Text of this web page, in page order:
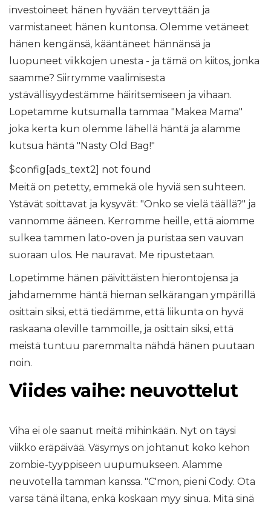
investoineet hänen hyvään terveyttään ja
varmistaneet hänen kuntonsa. Olemme vetäneet
hänen kengänsä, kääntäneet hännänsä ja
luopuneet viikkojen unesta - ja tämä on kiitos, jonka
saamme? Siirrymme vaalimisesta
ystävällisyydestämme häiritsemiseen ja vihaan.
Lopetamme kutsumalla tammaa "Makea Mama"
joka kerta kun olemme lähellä häntä ja alamme
kutsua häntä "Nasty Old Bag!"
$config[ads_text2] not found
Meitä on petetty, emmekä ole hyviä sen suhteen.
Ystävät soittavat ja kysyvät: "Onko se vielä täällä?" ja
vannomme ääneen. Kerromme heille, että aiomme
sulkea tammen lato-oven ja puristaa sen vauvan
suoraan ulos. He nauravat. Me ripustetaan.
Lopetimme hänen päivittäisten hierontojensa ja
jahdamemme häntä hieman selkärangan ympärillä
osittain siksi, että tiedämme, että liikunta on hyvä
raskaana oleville tammoille, ja osittain siksi, että
meistä tuntuu paremmalta nähdä hänen puutaan
noin.
Viides vaihe: neuvottelut
Viha ei ole saanut meitä mihinkään. Nyt on täysi
viikko eräpäivää. Väsymys on johtanut koko kehon
zombie-tyyppiseen uupumukseen. Alamme
neuvotella tamman kanssa. "C'mon, pieni Cody. Ota
varsa tänä iltana, enkä koskaan myy sinua. Mitä sinä